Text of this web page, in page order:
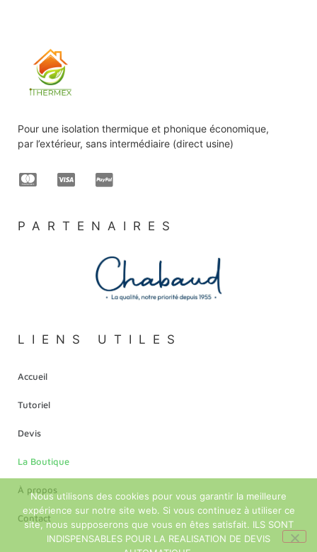
Pour une isolation thermique et phonique économique,
par l’extérieur, sans intermédiaire (direct usine)
PARTENAIRES
LIENS UTILES
Accueil
Tutoriel
Devis
La Boutique
À propos
Contact
Nous utilisons des cookies pour vous garantir la meilleure
expérience sur notre site web. Si vous continuez à utiliser ce
site, nous supposerons que vous en êtes satisfait. ILS SONT
INDISPENSABLES POUR LA REALISATION DE DEVIS